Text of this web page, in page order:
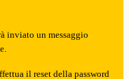
inviato un messaggio
il reset della password